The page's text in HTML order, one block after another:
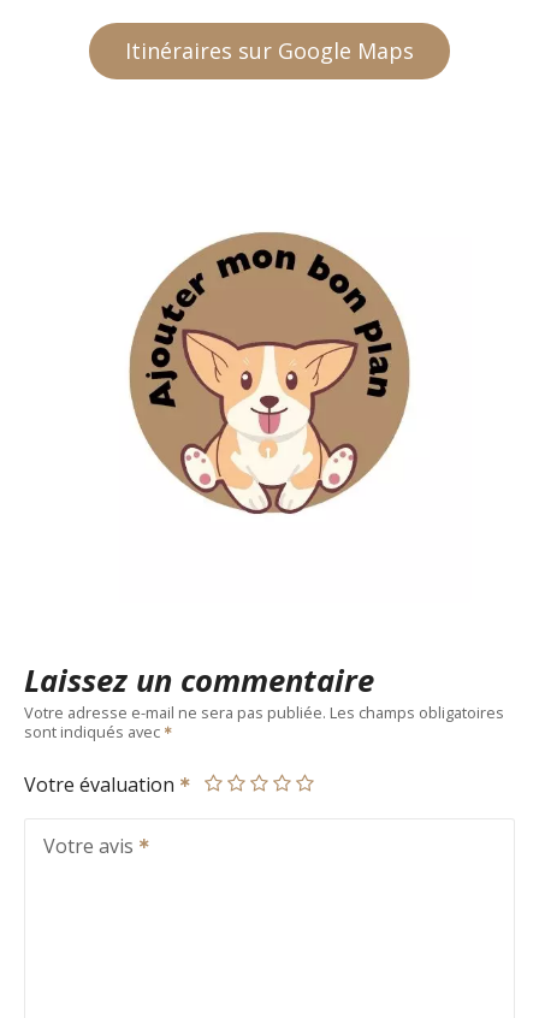
Itinéraires sur Google Maps
Laissez un commentaire
Votre adresse e-mail ne sera pas publiée. Les champs obligatoires
sont indiqués avec
Votre évaluation
Votre avis